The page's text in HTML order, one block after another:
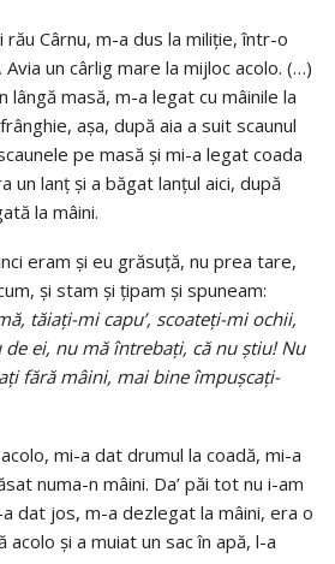
Cârnu, m-a dus la miliţie, într-o
un cârlig mare la mijloc acolo. (…)
lângă masă, m-a legat cu mâinile la
aşa, după aia a suit scaunul
pe masă şi mi-a legat coada
un lanţ şi a băgat lanțul aici, după
la mâini.
eram și eu grăsuță, nu prea tare,
și stam şi ţipam şi spuneam:
tăiaţi-mi capu’, scoateţi-mi ochii,
ei, nu mă întrebaţi, că nu ştiu! Nu
fără mâini, mai bine împușcați-
mi-a dat drumul la coadă, mi-a
numa-n mâini. Da’ păi tot nu i-am
dat jos, m-a dezlegat la mâini, era o
şi a muiat un sac în apă, l-a